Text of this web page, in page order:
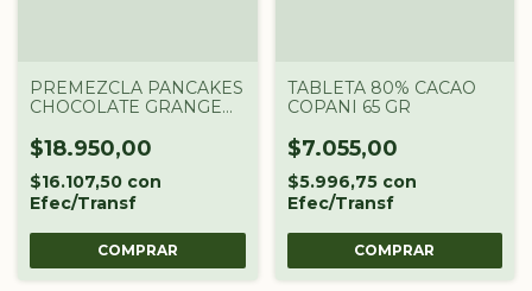
PREMEZCLA PANCAKES
CHOCOLATE GRANGER
$18.950,00
$16.107,50 con
Efec/Transf
TABLETA 80% CACAO
COPANI 65 GR
$7.055,00
$5.996,75 con
Efec/Transf